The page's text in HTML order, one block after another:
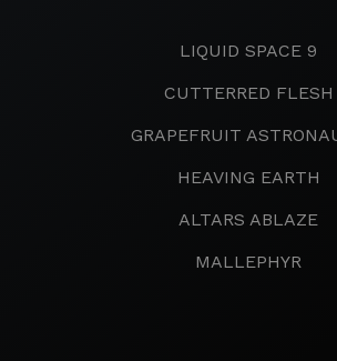
LIQUID SPACE 9
CUTTERRED FLESH
GRAPEFRUIT
HEAVING EARTH
ALTARS ABLAZE
MALLEPHYR